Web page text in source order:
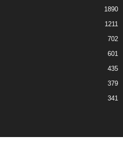
1890
1211
702
601
435
379
341